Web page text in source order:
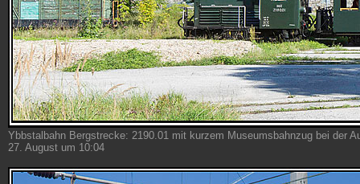
Ybbstalbahn Bergstrecke: 2190.01 mit kurzem Museumsbahnzug bei der
27. August um 10:04